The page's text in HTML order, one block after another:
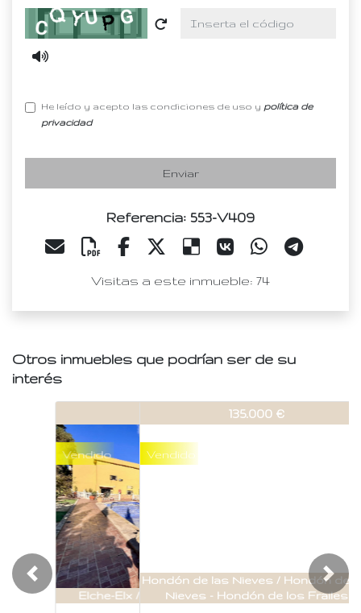
Captcha
He leído y acepto las condiciones de uso y política de
privacidad
Enviar
Referencia: 553-V409
Visitas a este inmueble: 74
Otros inmuebles que podrían ser de su
interés
Hondón de las Nieves / Hondón de las
Nieves - Hondón de los Frailes
Vendido
Previous